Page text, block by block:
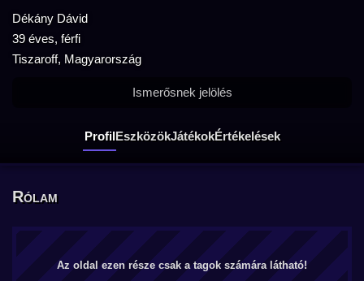
Dékány Dávid
39 éves, férfi
Tiszaroff, Magyarország
ProfilEszközökJátékokÉrtékelések
Ismerősnek jelölés
Rólam
Az oldal ezen része csak a tagok számára látható!